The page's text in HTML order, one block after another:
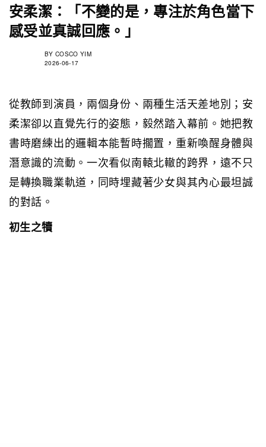
安柔潔：「不變的是，專注於角色當下
感受並真誠回應。」
BY COSCO YIM
2026-06-17
從教師到演員，兩個身份、兩種生活天差地別；安
柔潔卻以直覺先行的姿態，毅然踏入幕前。她把教
書時磨練出的邏輯本能暫時擱置，重新喚醒身體與
潛意識的流動。一次看似南轅北轍的跨界，遠不只
是轉換職業軌道，同時埋藏著少女與其內心最坦誠
的對話。
初生之犢